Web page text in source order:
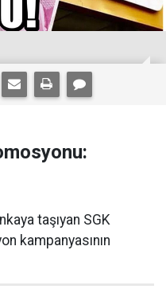
taşıyan SGK
kampanyasının